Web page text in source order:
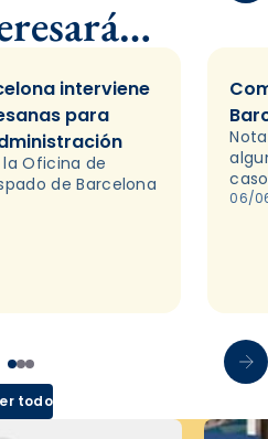
interviene
para
Oficina de
de Barcelona
06/
todo